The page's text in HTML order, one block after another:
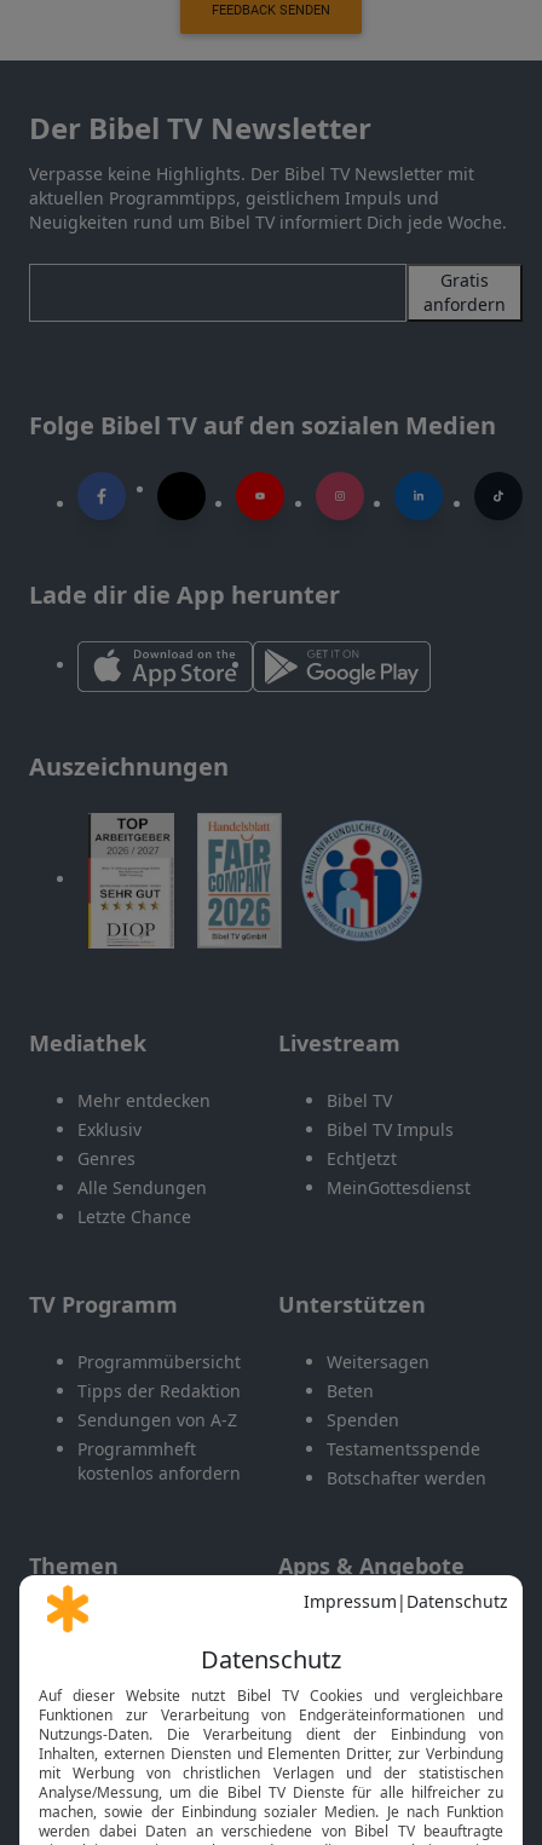
FEEDBACK SENDEN
Der Bibel TV Newsletter
Verpasse keine Highlights. Der Bibel TV Newsletter mit
aktuellen Programmtipps, geistlichem Impuls und
Neuigkeiten rund um Bibel TV informiert Dich jede Woche.
Gratis
anfordern
Folge Bibel TV auf den sozialen Medien
Lade dir die App herunter
Auszeichnungen
Mediathek
Mehr entdecken
Exklusiv
Genres
Alle Sendungen
Letzte Chance
Livestream
Bibel TV
Bibel TV Impuls
EchtJetzt
MeinGottesdienst
TV Programm
Programmübersicht
Tipps der Redaktion
Sendungen von A-Z
Programmheft
kostenlos anfordern
Unterstützen
Weitersagen
Beten
Spenden
Testamentsspende
Botschafter werden
Themen
Gott und Bibel erklärt
Neuigkeiten
Apps & Angebote
Mobile App
Smart TV
HbbTV
Bibelthek Online-Bibel
Nächster Gottesdienst